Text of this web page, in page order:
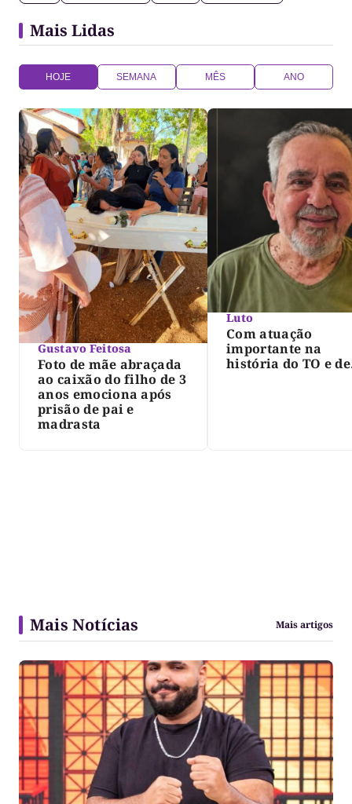
Mais Lidas
HOJE SEMANA MÊS ANO
Gustavo Feitosa
Foto de mãe abraçada
ao caixão do filho de 3
anos emociona após
prisão de pai e
madrasta
Luto
Com atuação
importante na
história do TO e de
Mais Notícias Mais artigos